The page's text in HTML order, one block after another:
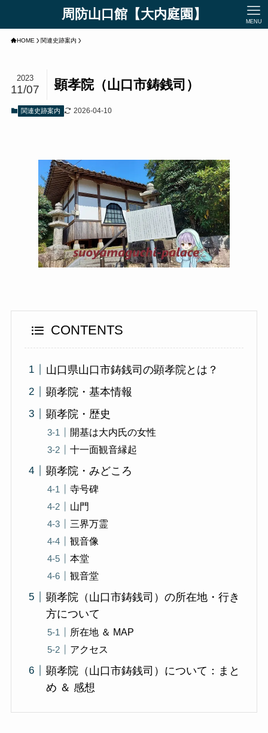
周防山口館【大内庭園】 MENU
HOME 関連史跡案内
顕孝院（山口市鋳銭司）
2023
11/07
関連史跡案内 2026-04-10
CONTENTS
山口県山口市鋳銭司の顕孝院とは？
顕孝院・基本情報
顕孝院・歴史
開基は大内氏の女性
十一面観音縁起
顕孝院・みどころ
寺号碑
山門
三界万霊
観音像
本堂
観音堂
顕孝院（山口市鋳銭司）の所在地・行き
方について
所在地 ＆ MAP
アクセス
顕孝院（山口市鋳銭司）について：まと
め ＆ 感想